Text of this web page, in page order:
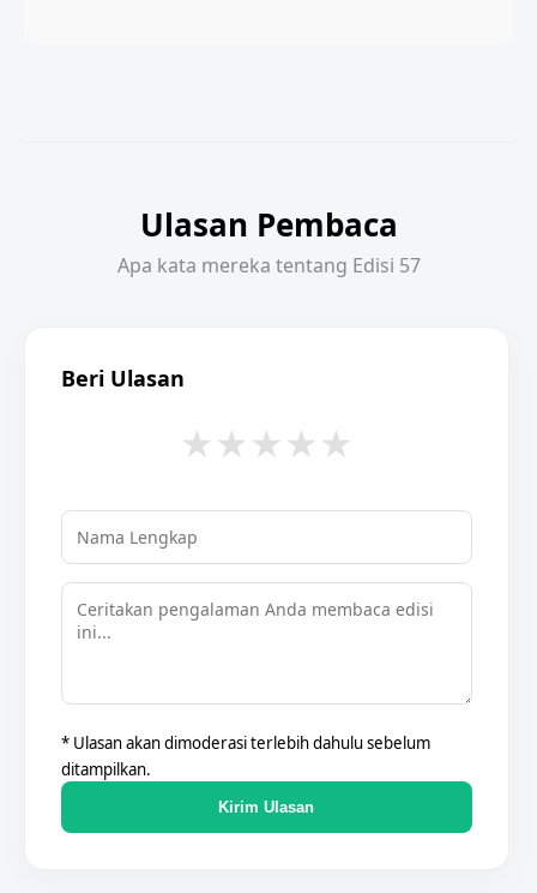
Ulasan Pembaca
Apa kata mereka tentang Edisi 57
Beri Ulasan
★
★
★
★
★
* Ulasan akan dimoderasi terlebih dahulu sebelum
ditampilkan.
Kirim Ulasan